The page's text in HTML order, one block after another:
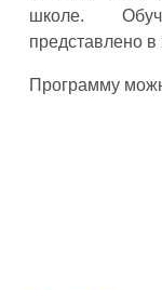
школе.
представлено в
Программу